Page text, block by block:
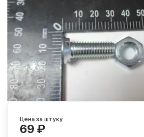
Цена за штуку
69 ₽